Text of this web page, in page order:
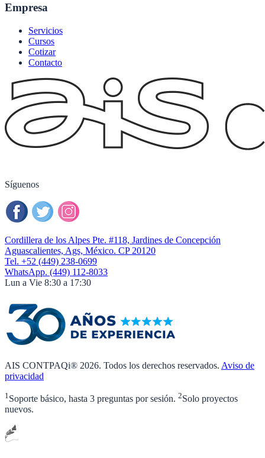
Empresa
Servicios
Cursos
Cotizar
Contacto
Síguenos
Cordillera de los Alpes Pte. #118, Jardines de Concepción
Aguascalientes, Ags, México. CP 20120
Tel. +52 (449) 238-0699
WhatsApp. (449) 112-8033
Lun a Vie 8:30 a 17:30
AIS CONTPAQi® 2026. Todos los derechos reservados. Aviso de
privacidad
1 Soporte básico, hasta 3 preguntas por sesión. 2Solo proyectos
nuevos.